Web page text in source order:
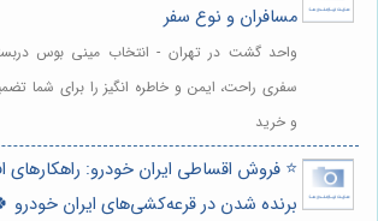
مسافران و نوع سفر
واحد گشت در تهران - انتخاب مینی بوس
سفری راحت، ایمن و خاطره انگیز را برای شما
و خرید
⭐️ فروش اقساطی ایران خودرو:
برنده شدن در قرعه‌کشی‌های ایران خودرو